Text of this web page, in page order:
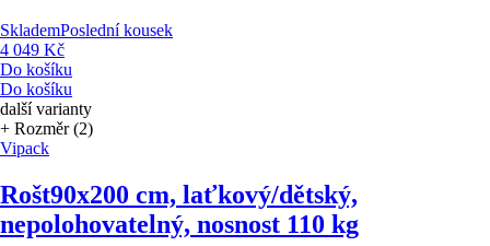
SklademPoslední kousek
4 049 Kč
Do košíku
Do košíku
další varianty
+ Rozměr (2)
Vipack
Rošt90x200 cm, laťkový/dětský,
nepolohovatelný, nosnost 110 kg